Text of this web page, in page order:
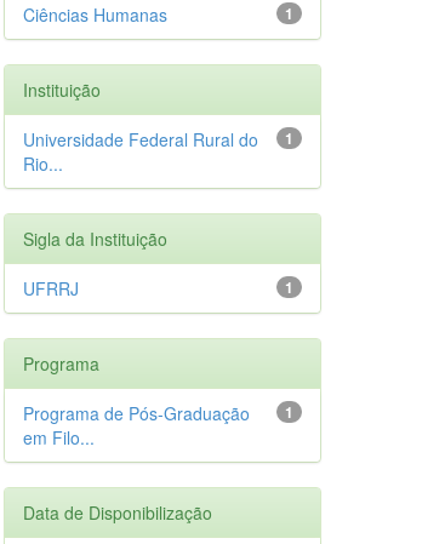
1
Ciências Humanas
Instituição
1
Universidade Federal Rural do
Rio...
Sigla da Instituição
1
UFRRJ
Programa
1
Programa de Pós-Graduação
em Filo...
Data de Disponibilização